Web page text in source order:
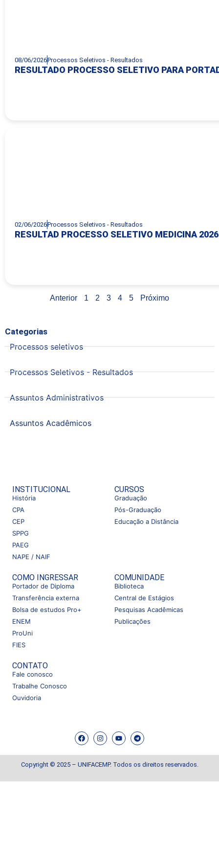
08/06/2026Processos Seletivos - Resultados
RESULTADO PROCESSO SELETIVO PARA
02/06/2026Processos Seletivos - Resultados
RESULTAD PROCESSO SELETIVO MEDICINA
Anterior 1 2 3 4 5 Próximo
Categorias
Processos seletivos
Processos Seletivos - Resultados
Assuntos Administrativos
Assuntos Acadêmicos
INSTITUCIONAL
História
CPA
CEP
SPPG
PAEG
NAPE / NAIF
CURSOS
Graduação
Pós-Graduação
Educação a Distância
COMO INGRESSAR
Portador de Diploma
Transferência externa
Bolsa de estudos Pro+
ENEM
ProUni
FIES
COMUNIDADE
Biblioteca
Central de Estágios
Pesquisas Acadêmicas
Publicações
CONTATO
Fale conosco
Trabalhe Conosco
Ouvidoria
Copyright © 2025 – UNIFACEMP. Todos os direitos reservados.